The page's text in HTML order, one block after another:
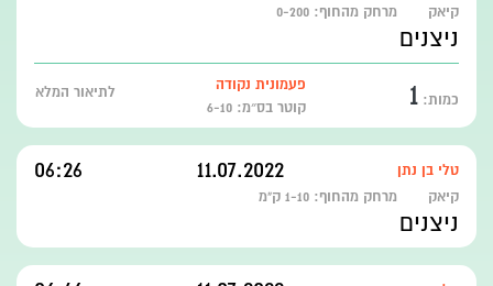
קיאק מרחק מהחוף: 0-200
ניצנים
כמות: 1
פעמונית נקודה
קוטר בס״מ: 6-10
לתיאור המלא
טלי בן נתן 11.07.2022
06:26
קיאק מרחק מהחוף: 1-10 ק"מ
ניצנים